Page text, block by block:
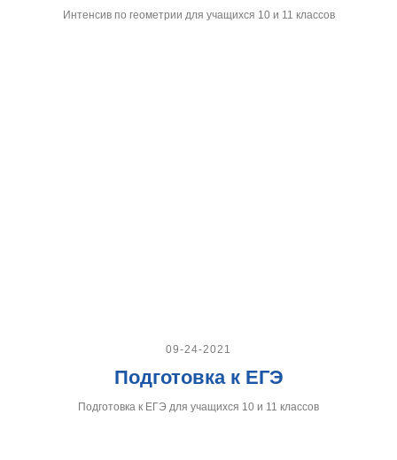
Интенсив по геометрии для учащихся 10 и 11 классов
09-24-2021
Подготовка к ЕГЭ
Подготовка к ЕГЭ для учащихся 10 и 11 классов